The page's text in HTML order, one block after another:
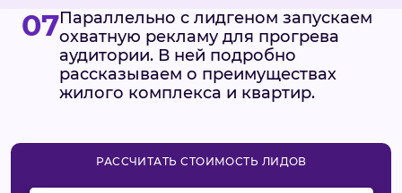
07Параллельно с лидгеном запускаем
охватную рекламу для прогрева
аудитории. В ней подробно
рассказываем о преимуществах
жилого комплекса и квартир.
РАССЧИТАТЬ СТОИМОСТЬ ЛИДОВ